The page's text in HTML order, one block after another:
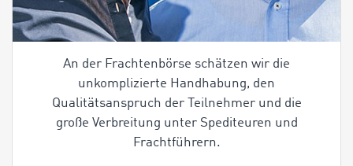
An der Frachtenbörse schätzen wir die
unkomplizierte Handhabung, den
Qualitätsanspruch der Teilnehmer und die
große Verbreitung unter Spediteuren und
Frachtführern.